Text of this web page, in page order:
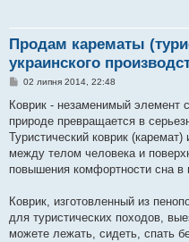
Продам карематы
украинского
П
в
д
о
м
л
е
я
02 липня 2014, 22:48
Коврик - незаменимый элемент
природе превращается в
Туристический коврик
между телом человека и
повышения комфортности сна в
Коврик, изготовленный из
для туристических походов,
можете лежать, сидеть, спать